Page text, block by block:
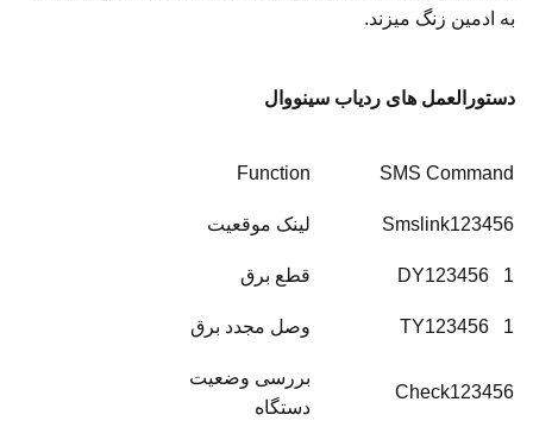
به ادمین زنگ میزند.
دستورالعمل های ردیاب سینووال
SMS Command
Function
Smslink123456 لینک موقعیت
DY123456 1 قطع برق
TY123456 1 وصل مجدد برق
Check123456
بررسی وضعیت
دستگاه